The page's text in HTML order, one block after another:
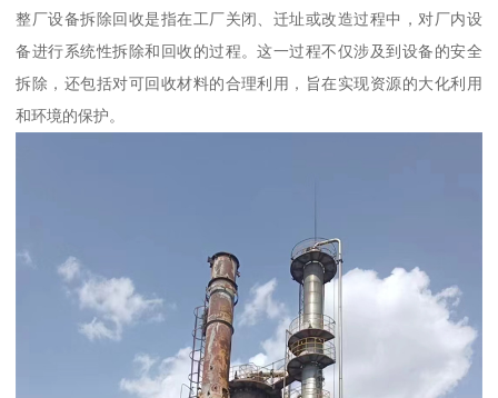
整厂设备拆除回收是指在工厂关闭、迁址或改造过程中，对厂内设
备进行系统性拆除和回收的过程。这一过程不仅涉及到设备的安全
拆除，还包括对可回收材料的合理利用，旨在实现资源的大化利用
和环境的保护。